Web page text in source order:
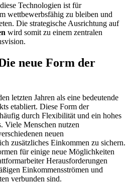
Technologien ist für
wettbewerbsfähig zu bleiben und
Die strategische Ausrichtung auf
wird somit zu einem zentralen
neue Form der
letzten Jahren als eine bedeutende
etabliert. Diese Form der
durch Flexibilität und ein hohes
Viele Menschen nutzen
neuen
zusätzliches Einkommen zu sichern.
für einige neue Möglichkeiten
Herausforderungen
Einkommensströmen und
verbunden sind.